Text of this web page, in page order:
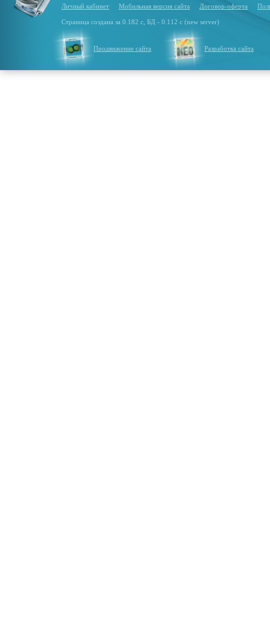
Личный кабинет Мобильная версия сайта Договор-оферта
Страница создана за 0.182 с, БД - 0.112 с (new server)
Продвижение сайта Разработка сайта